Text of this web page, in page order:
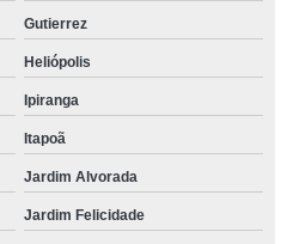
Gutierrez
Heliópolis
Ipiranga
Itapoã
Jardim Alvorada
Jardim Felicidade